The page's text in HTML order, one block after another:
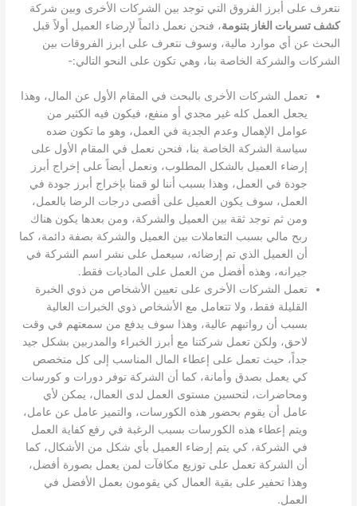
نتعرف على أبرز الفروق التي توجد بين الشركات الأخرى وبين شركة
كشف تسربات الغاز بتنومة، فنحن نعمل دائماً لإرضاء العميل أولاً قبل
البحث عن أي موارد مالية، وسوف نتعرف على ابرز الفروقات بين
الشركات والشركة الخاصة بنا، وهي تكون على النحو التالي:-
تعمل الشركات الأخرى بالبحث في المقام الأول عن المال، وهذا
يجعل العمل كله غير مجدي أو منفع، فيكون فيه الكثير من
عوامل الإهمال وعدم الجدية في العمل، وهو ما تكون ضده
سياسة الشركة الخاصة بنا، فنحن نعمل في المقام الأول على
إرضاء العميل بالشكل المطلوب، ونعمل أيضاً على إخراج أبرز
جودة في العمل، وهذا بسبب أننا لو قمنا بإخراج أبرز جودة في
العمل، سوف يكون العميل على أقصى درجات الرضا بالعمل،
ومن ثم توجد ثقة بين العميل والشركة، ومن بعدها يكون هناك
ربح مالي بسبب التعاملات بين العميل والشركة بصفة دائمة، كما
أن العميل الذي تم إرضائه، سيعمل على نشر اسم الشركة في
جيرانه، وهذه أفضل من العمل على الماديات فقط.
تعمل الشركات الأخرى على تعيين الأشخاص من ذوي الخبرة
القليلة فقط، ولا تتعامل مع الأشخاص ذوي الخبرات العالية
بسبب أن رواتبهم عالية، وهذا سوف يدفع من سمعتهم في وقت
لاحق، ولكن تعمل شركتنا مع أبرز الخبراء والمدربين بشكل جيد
جداً، حيث تعمل على إعطاء المال المناسب إلى كل متخصص
كي يعمل بصدق وأمانة، كما أن الشركة توفر دورات و كورسات
ومحاضرات، لتحسين مستوى العمل لدى العمال، يمكن لأي
عامل أن يقوم بحضور هذه الكورسات، والتميز عامل عن عامل،
ويتم إعطاء هذه الكورسات بسبب الرغبة في رفع كفاية العمل
في الشركة، كي يتم إرضاء العميل بأي شكل من الأشكال، كما
أن الشركة تعمل على توزيع مكافآت لمن يعمل بصورة أفضل،
وهذا تحفير على بقية العمال كي يقومون بعمل الأفضل في
العمل.